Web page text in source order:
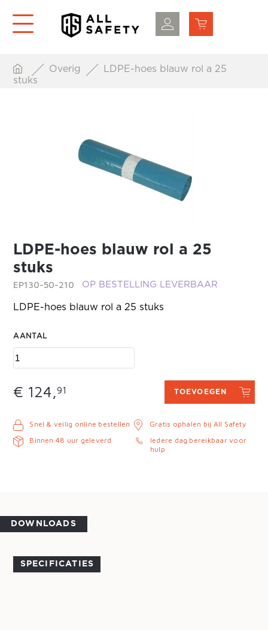
Overig
LDPE-hoes blauw rol a 25
stuks
LDPE-hoes blauw rol a 25
stuks
EP130-50-210 OP BESTELLING LEVERBAAR
LDPE-hoes blauw rol a 25 stuks
AANTAL
€ 124,91 TOEVOEGEN
Snel & veilig online bestellen
Binnen 48 uur geleverd
Gratis ophalen bij All Safety
Iedere dag bereikbaar voor
hulp
DOWNLOADS
SPECIFICATIES